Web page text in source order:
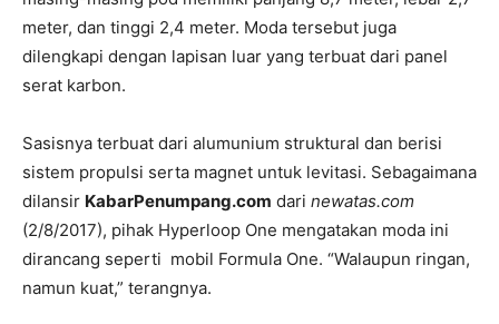
meter, dan tinggi 2,4 meter. Moda tersebut juga
dilengkapi dengan lapisan luar yang terbuat dari panel
serat karbon.
Sasisnya terbuat dari alumunium struktural dan berisi
sistem propulsi serta magnet untuk levitasi. Sebagaimana
dilansir KabarPenumpang.com dari newatas.com
(2/8/2017), pihak Hyperloop One mengatakan moda ini
dirancang seperti mobil Formula One. “Walaupun ringan,
namun kuat,” terangnya.